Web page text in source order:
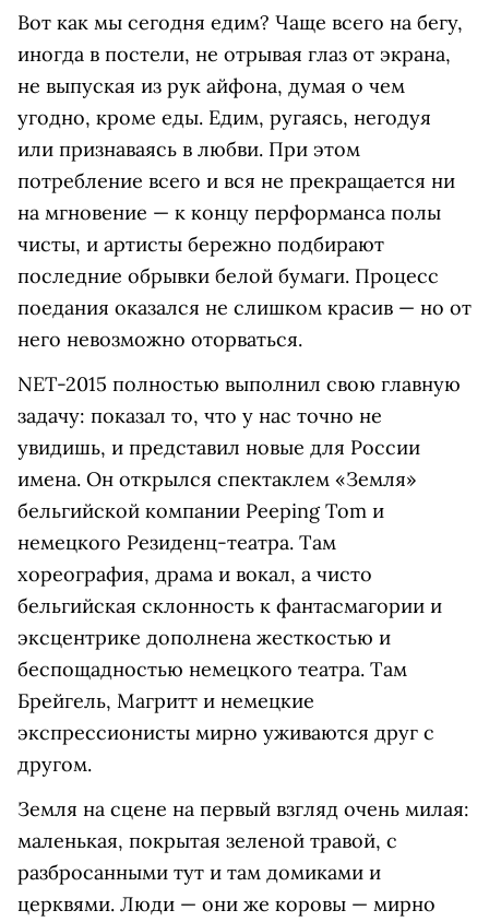
Вот как мы сегодня едим? Чаще всего на бегу,
иногда в постели, не отрывая глаз от экрана,
не выпуская из рук айфона, думая о чем
угодно, кроме еды. Едим, ругаясь, негодуя
или признаваясь в любви. При этом
потребление всего и вся не прекращается ни
на мгновение — к концу перформанса полы
чисты, и артисты бережно подбирают
последние обрывки белой бумаги. Процесс
поедания оказался не слишком красив — но от
него невозможно оторваться.
NET-2015 полностью выполнил свою главную
задачу: показал то, что у нас точно не
увидишь, и представил новые для России
имена. Он открылся спектаклем «Земля»
бельгийской компании Peeping Tom и
немецкого Резиденц-театра. Там
хореография, драма и вокал, а чисто
бельгийская склонность к фантасмагории и
эксцентрике дополнена жесткостью и
беспощадностью немецкого театра. Там
Брейгель, Магритт и немецкие
экспрессионисты мирно уживаются друг с
другом.
Земля на сцене на первый взгляд очень милая:
маленькая, покрытая зеленой травой, с
разбросанными тут и там домиками и
церквями. Люди — они же коровы — мирно